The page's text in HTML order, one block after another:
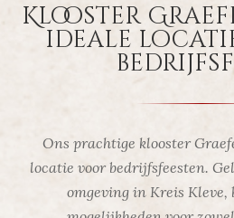
Klooster
ideale
Ons prachtige klooster
locatie voor bedrijfsfeesten.
omgeving in Kreis